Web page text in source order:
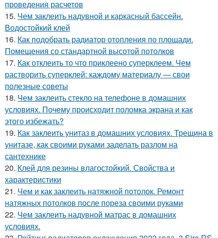
проведения расчетов
15. Чем заклеить надувной и каркасный бассейн.
Водостойкий клей
16. Как подобрать радиатор отопления по площади.
Помещения со стандартной высотой потолков
17. Как отклеить то что приклеено суперклеем. Чем
растворить суперклей: каждому материалу — свои
полезные советы
18. Чем заклеить стекло на телефоне в домашних
условиях. Почему происходит поломка экрана и как
этого избежать?
19. Как заклеить унитаз в домашних условиях. Трещина в
унитазе, как своими руками заделать разлом на
сантехнике
20. Клей для резины влагостойкий. Свойства и
характеристики
21. Чем и как заклеить натяжной потолок. Ремонт
натяжных потолков после пореза своими руками
22. Чем заклеить надувной матрас в домашних
условиях.